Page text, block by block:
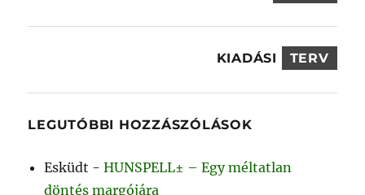
KIADÁSI TERV
LEGUTÓBBI HOZZÁSZÓLÁSOK
Esküdt -HUNSPELL± – Egy méltatlan
döntés margójára